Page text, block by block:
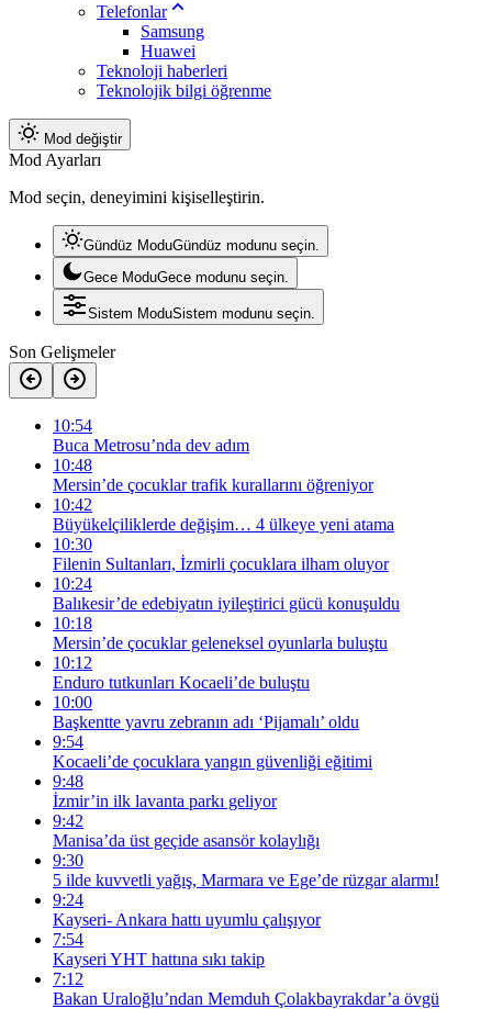
Telefonlar
Samsung
Huawei
Teknoloji haberleri
Teknolojik bilgi öğrenme
Mod değiştir
Mod Ayarları
Mod seçin, deneyimini kişiselleştirin.
Gündüz ModuGündüz modunu seçin.
Gece ModuGece modunu seçin.
Sistem ModuSistem modunu seçin.
Son Gelişmeler
10:54
Buca Metrosu’nda dev adım
10:48
Mersin’de çocuklar trafik kurallarını öğreniyor
10:42
Büyükelçiliklerde değişim… 4 ülkeye yeni atama
10:30
Filenin Sultanları, İzmirli çocuklara ilham oluyor
10:24
Balıkesir’de edebiyatın iyileştirici gücü konuşuldu
10:18
Mersin’de çocuklar geleneksel oyunlarla buluştu
10:12
Enduro tutkunları Kocaeli’de buluştu
10:00
Başkentte yavru zebranın adı ‘Pijamalı’ oldu
9:54
Kocaeli’de çocuklara yangın güvenliği eğitimi
9:48
İzmir’in ilk lavanta parkı geliyor
9:42
Manisa’da üst geçide asansör kolaylığı
9:30
5 ilde kuvvetli yağış, Marmara ve Ege’de rüzgar alarmı!
9:24
Kayseri- Ankara hattı uyumlu çalışıyor
7:54
Kayseri YHT hattına sıkı takip
7:12
Bakan Uraloğlu’ndan Memduh Çolakbayrakdar’a övgü